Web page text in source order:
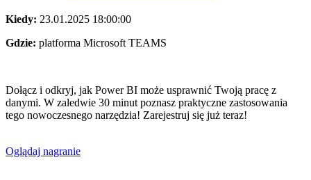
Kiedy: 23.01.2025 18:00:00
Gdzie: platforma Microsoft TEAMS
Dołącz i odkryj, jak Power BI może usprawnić Twoją pracę z
danymi. W zaledwie 30 minut poznasz praktyczne zastosowania
tego nowoczesnego narzędzia! Zarejestruj się już teraz!
Oglądaj nagranie